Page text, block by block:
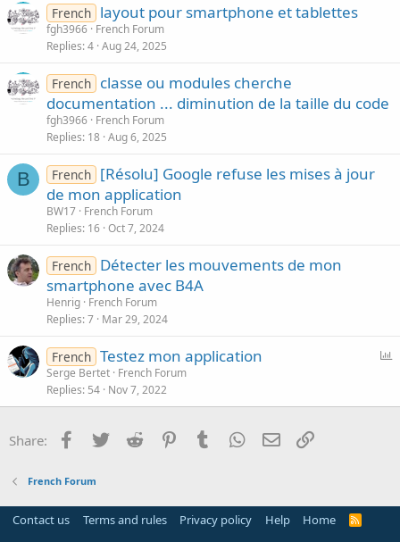
French layout pour smartphone et tablettes
fgh3966 French Forum
Replies 4 Aug 24, 2025
French classe ou modules cherche
documentation ... diminution de la taille du code
fgh3966 French Forum
Replies 18 Aug 6, 2025
B French [Résolu] Google refuse les mises à jour
de mon application
BW17 French Forum
Replies 16 Oct 7, 2024
French Détecter les mouvements de mon
smartphone avec B4A
Henrig French Forum
Replies 7 Mar 29, 2024
l
French Testez mon application
Serge Bertet French Forum
Replies 54 Nov 7, 2022
Share: Facebook
Twitter Reddit PinterestTumblr WhatsApp
Email
French Forum
Contact us Terms and rules Privacy policy Help Home
R